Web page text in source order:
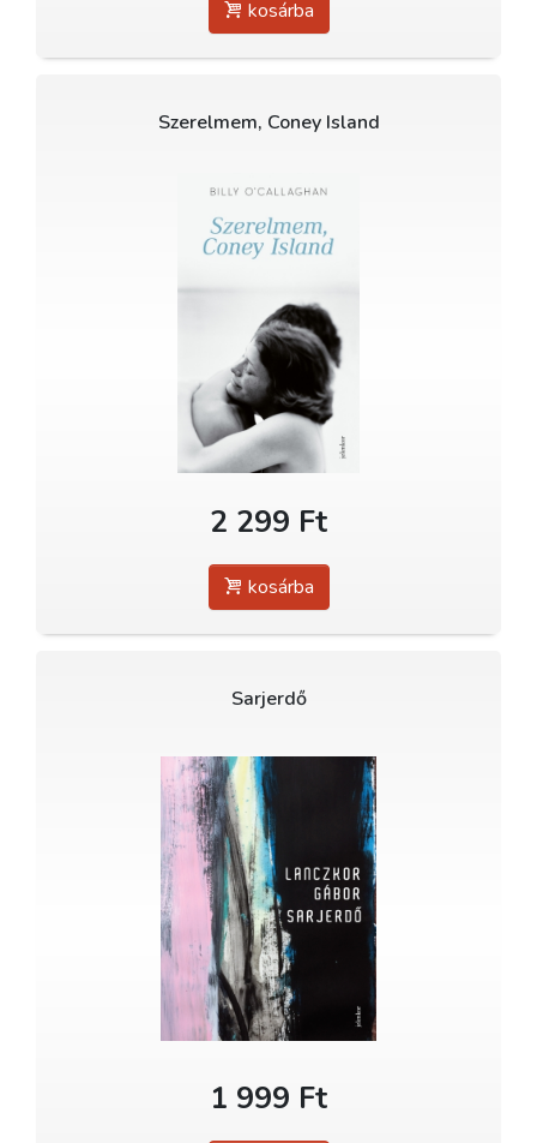
kosárba
Szerelmem, Coney Island
2 299 Ft
kosárba
Sarjerdő
1 999 Ft